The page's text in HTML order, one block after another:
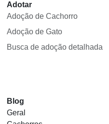
Adotar
Adoção de Cachorro
Adoção de Gato
Busca de adoção detalhada
Blog
Geral